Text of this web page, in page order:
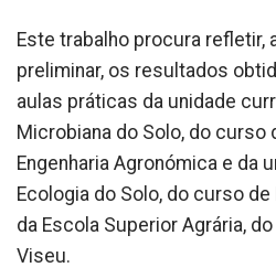
Este trabalho procura refletir,
preliminar, os resultados
aulas práticas da unidade
Microbiana do Solo, do curso
Engenharia Agronómica e da
Ecologia do Solo, do curso
da Escola Superior Agrária,
Viseu.